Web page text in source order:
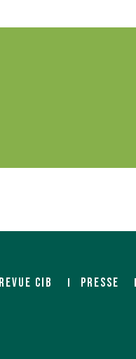
REVUE CIB PRESSE